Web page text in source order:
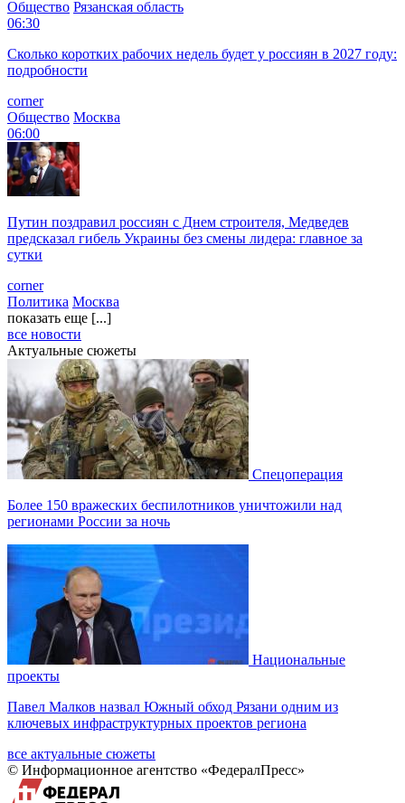
Общество Рязанская область
06:30
Сколько коротких рабочих недель будет у россиян в 2027 году:
подробности
corner
Общество Москва
06:00
Путин поздравил россиян с Днем строителя, Медведев
предсказал гибель Украины без смены лидера: главное за
сутки
corner
Политика Москва
показать еще [...]
все новости
Актуальные сюжеты
Спецоперация
Более 150 вражеских беспилотников уничтожили над
регионами России за ночь
Национальные
проекты
Павел Малков назвал Южный обход Рязани одним из
ключевых инфраструктурных проектов региона
все актуальные сюжеты
© Информационное агентство «ФедералПресс»